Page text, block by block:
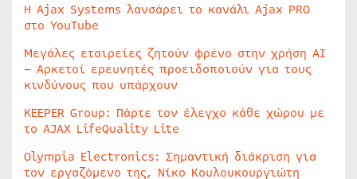
Η Ajax Systems λανσάρει το κανάλι Ajax PRO
στο YouTube
Μεγάλες εταιρείες ζητούν φρένο στην χρήση AI
– Αρκετοί ερευνητές προειδοποιούν για τους
κινδύνους που υπάρχουν
KEEPER Group: Πάρτε τον έλεγχο κάθε χώρου με
το AJAX LifeQuality Lite
Olympia Electronics: Σημαντική διάκριση για
τον εργαζόμενο της, Νίκο Κουλουκουργιώτη